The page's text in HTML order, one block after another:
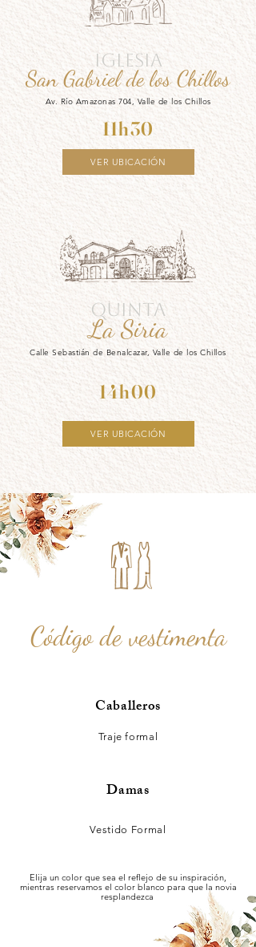
San Gabriel de los Chillos
IGLESIA
Av. Río Amazonas 704, Valle de los Chillos
11h30
VER UBICACIÓN
La Siria
QUINTA
Calle Sebastián de Benalcazar, Valle de los Chillos
14h00
VER UBICACIÓN
Código de vestimenta
Caballeros
Traje formal
Damas
Vestido Formal
Elija un color que sea el reflejo de su inspiración,
mientras reservamos el color blanco para que la novia
resplandezca